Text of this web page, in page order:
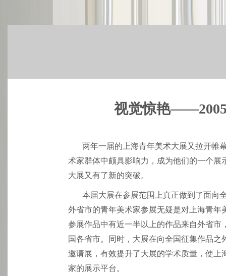
视觉惊艳
两年一届的上海青年美术大展又拉开帷
术家群体中颇具影响力，成为他们的一个
大展又有了新的突破。
本届大展在参展范围上真正做到了面向
外省市的青年美术家参展无疑是对上海青年
参展作品中有近一半以上的作品来自外省
国各省市。同时，大展在向全国征集作品
邀请展，有效提升了大展的学术质量，使
家的展示平台。